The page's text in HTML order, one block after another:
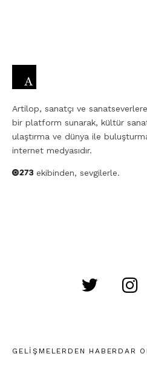
Artilop, sanatçı ve
bir platform sunarak, kültür
ulaştırma ve dünya ile
internet medyasıdır.
ekibinden, sevgilerle.
GELIŞMELERDEN HABERDAR